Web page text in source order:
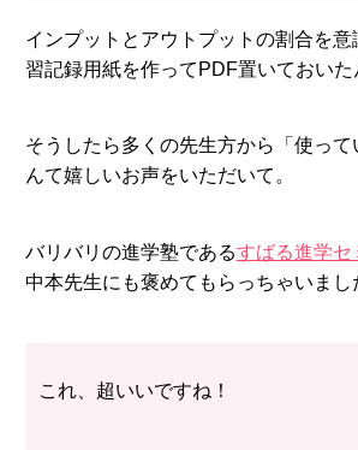
インプットとアウトプットの割合を
習記録用紙を作ってPDF置いておいた
そうしたら多くの先生方から「使っ
んて嬉しいお声をいただいて。
バリバリの進学塾であるすばる進学セ
中本先生にも褒めてもらっちゃいまし
これ、超いいですね！